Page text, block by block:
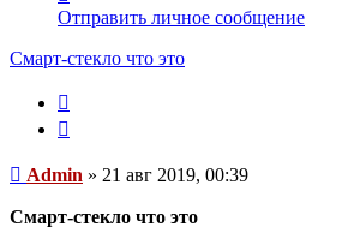
информация
пользователя
Admin
Отправить личное сообщение
Смарт-стекло что это
это
сообщение
Сообщение
Admin » 21 авг 2019, 00:39
Смарт-стекло что это